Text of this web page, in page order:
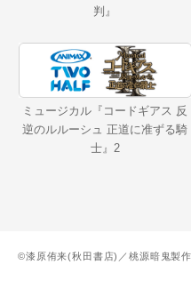
判』
ミュージカル『コードギアス 反
逆のルルーシュ 正道に准ずる騎
士』2
©漆原侑来(秋田書店)／桃源暗鬼製